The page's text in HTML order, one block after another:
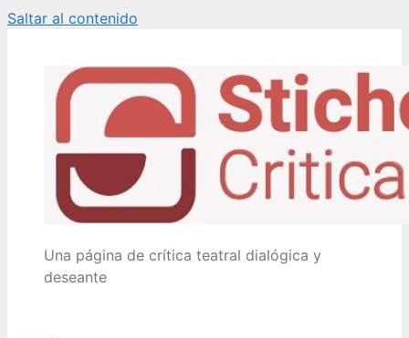
Saltar al contenido
Una página de crítica teatral dialógica y
deseante